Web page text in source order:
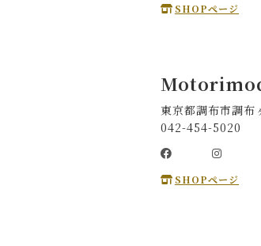
SHOPページ
東京都調布市調布
042-454-5020
SHOPページ